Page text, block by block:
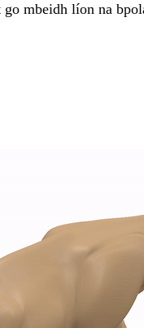
mbeidh líon na